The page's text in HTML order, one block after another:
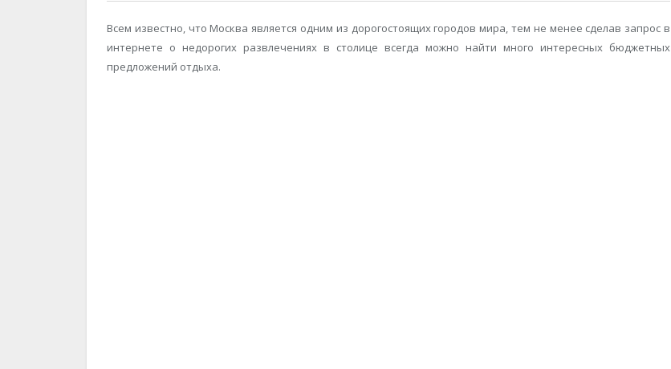
Всем известно, что Москва является одним из дорогостоящих городов мира, тем не менее сделав запрос в
интернете о недорогих развлечениях в столице всегда можно найти много интересных бюджетных
предложений отдыха.